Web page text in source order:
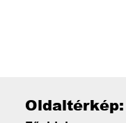
Oldaltérkép: